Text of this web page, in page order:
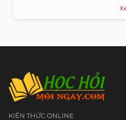
KIẾN THỨC ONLINE